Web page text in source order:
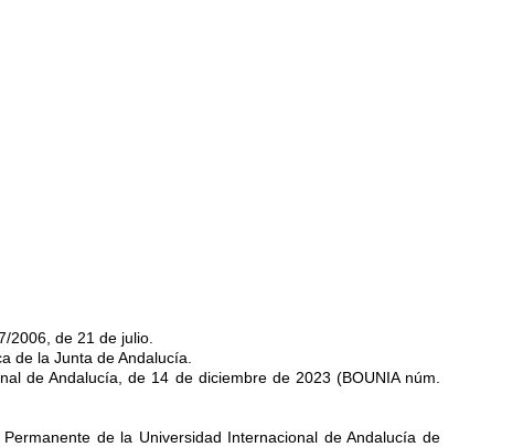
2006, de 21 de julio.
de la Junta de Andalucía.
de Andalucía, de 14 de diciembre de 2023 (BOUNIA núm.
de la Universidad Internacional de Andalucía de